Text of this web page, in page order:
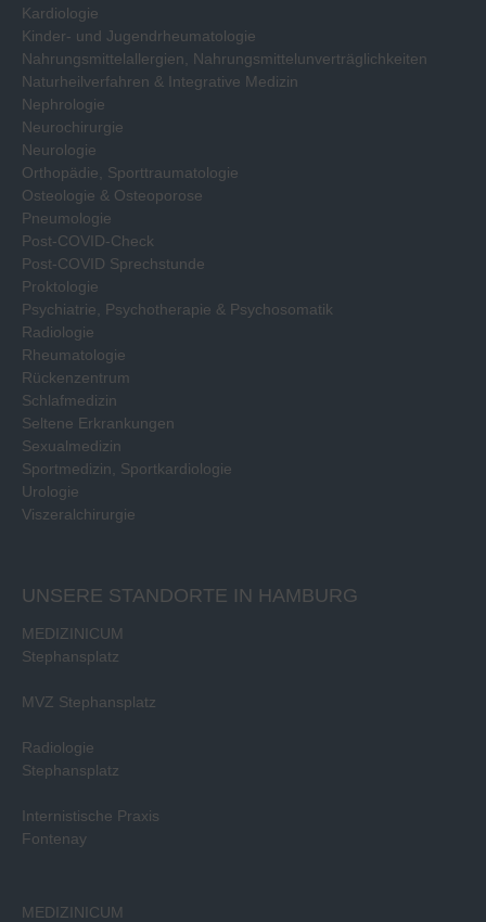
Kardiologie
Kinder- und Jugendrheumatologie
Nahrungsmittelallergien, Nahrungsmittelunverträglichkeiten
Naturheilverfahren & Integrative Medizin
Nephrologie
Neurochirurgie
Neurologie
Orthopädie, Sporttraumatologie
Osteologie & Osteoporose
Pneumologie
Post-COVID-Check
Post-COVID Sprechstunde
Proktologie
Psychiatrie, Psychotherapie & Psychosomatik
Radiologie
Rheumatologie
Rückenzentrum
Schlafmedizin
Seltene Erkrankungen
Sexualmedizin
Sportmedizin, Sportkardiologie
Urologie
Viszeralchirurgie
UNSERE STANDORTE IN HAMBURG
MEDIZINICUM
Stephansplatz
MVZ Stephansplatz
Radiologie
Stephansplatz
Internistische Praxis
Fontenay
MEDIZINICUM